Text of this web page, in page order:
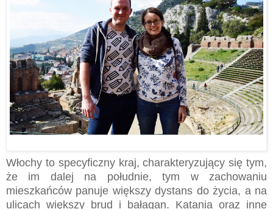
Włochy to specyficzny kraj, charakteryzujący się tym,
że im dalej na południe, tym w zachowaniu
mieszkańców panuje większy dystans do życia, a na
ulicach większy brud i bałagan. Katania oraz inne